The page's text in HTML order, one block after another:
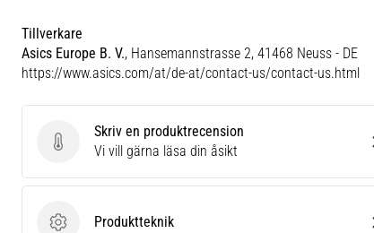
Tillverkare
Asics Europe B. V., Hansemannstrasse 2, 41468 Neuss - DE
https://www.asics.com/at/de-at/contact-us/contact-us.html
Skriv en produktrecension
Skriv en produktrecension
Vi vill gärna läsa din åsikt
Produktteknik